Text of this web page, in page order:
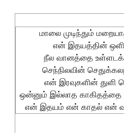
மாலை முடிந்தும்
என் இதயத்தின்
நீல வானத்தை
செந்நிலவின்
என் இரவுகளின் துளி
ஒன்னும் இல்லாத காகிதத்தை
என் இதயம் என் காதல் என்